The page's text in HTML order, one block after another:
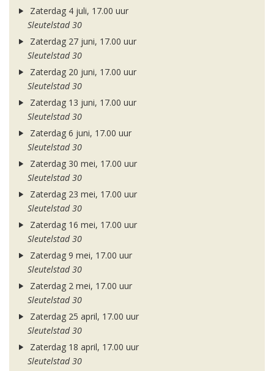
Zaterdag 4 juli, 17.00 uur
Sleutelstad 30
Zaterdag 27 juni, 17.00 uur
Sleutelstad 30
Zaterdag 20 juni, 17.00 uur
Sleutelstad 30
Zaterdag 13 juni, 17.00 uur
Sleutelstad 30
Zaterdag 6 juni, 17.00 uur
Sleutelstad 30
Zaterdag 30 mei, 17.00 uur
Sleutelstad 30
Zaterdag 23 mei, 17.00 uur
Sleutelstad 30
Zaterdag 16 mei, 17.00 uur
Sleutelstad 30
Zaterdag 9 mei, 17.00 uur
Sleutelstad 30
Zaterdag 2 mei, 17.00 uur
Sleutelstad 30
Zaterdag 25 april, 17.00 uur
Sleutelstad 30
Zaterdag 18 april, 17.00 uur
Sleutelstad 30